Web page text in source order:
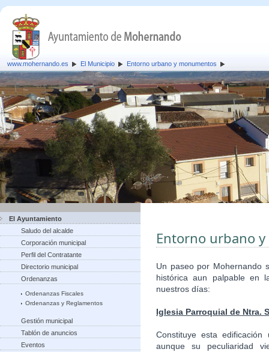
www.mohernando.es El Municipio Entorno urbano y monumentos
El Ayuntamiento
Saludo del alcalde
Corporación municipal
Perfil del Contratante
Directorio municipal
Ordenanzas
Ordenanzas Fiscales
Ordenanzas y Reglamentos
Gestión municipal
Tablón de anuncios
Eventos
Entorno urbano
Un paseo por Mohernando
histórica aun palpable en
nuestros días:
Iglesia Parroquial de Ntra.
Constituye esta
aunque su peculiaridad